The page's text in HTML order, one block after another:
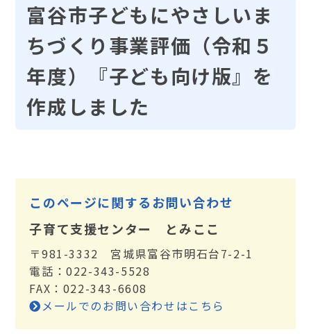
富谷市子どもにやさしいま
ちづくり事業評価（令和５
年度）『子ども向け版』を
作成しました
このページに関するお問い合わせ
子育て支援センター とみここ
〒981-3332 宮城県富谷市明石台7-2-1
電話：022-343-5528
FAX：022-343-6608
メールでのお問い合わせはこちら